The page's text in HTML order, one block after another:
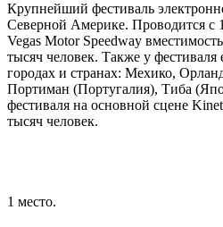
Крупнейший фестиваль
Северной Америке. Проводится с
Vegas Motor Speedway
тысяч человек. Также у
городах и странах: Мехико,
Портиман (Португалия), Тиба
фестиваля на основной сцене
тысяч человек.
1 место.